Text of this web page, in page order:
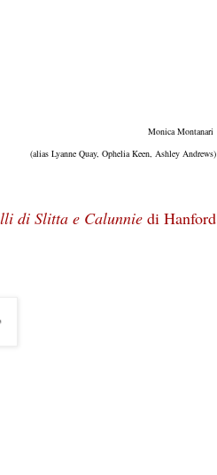
Monica Montanari
(alias Lyanne Quay, Ophelia Keen, Ashley Andrews)
di Slitta e Calunnie di Hanford